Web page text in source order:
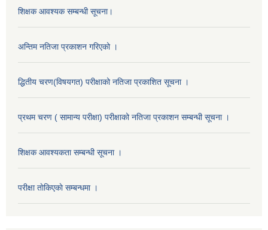
शिक्षक आवश्यक सम्बन्धी सूचना।
अन्तिम नतिजा प्रकाशन गरिएको ।
द्धितीय चरण(विषयगत) परीक्षाको नतिजा प्रकाशित सूचना ।
प्रथम चरण ( सामान्य परीक्षा) परीक्षाको नतिजा प्रकाशन सम्बन्धी सूचना ।
शिक्षक आवश्यकता सम्बन्धी सूचना ।
परीक्षा ताेकिएकाे सम्बन्धमा ।